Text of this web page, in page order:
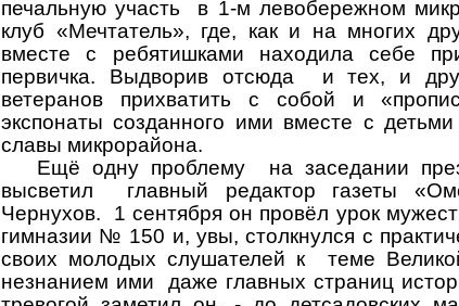
печальную участь в 1-м левобережном
клуб «Мечтатель», где, как и на многих
вместе с ребятишками находила себе
первичка. Выдворив отсюда и тех, и
ветеранов прихватить с собой и
экспонаты созданного ими вместе с
славы микрорайона.
Ещё одну проблему на заседании
высветил главный редактор газеты
Чернухов. 1 сентября он провёл урок
гимназии № 150 и, увы, столкнулся с
своих молодых слушателей к теме
незнанием ими даже главных страниц